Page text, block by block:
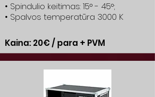
• Spindulio keitimas: 15° - 45°;
• Spalvos temperatūra 3000 K
Kaina: 20€ / para + PVM